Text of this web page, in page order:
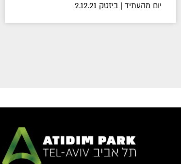
יום מהעתיד | ביזטק 2.12.21